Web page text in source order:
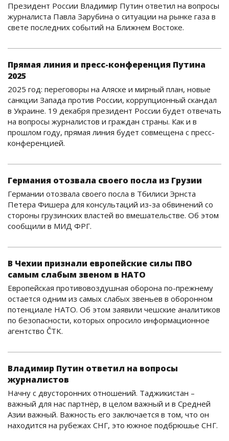
Президент России Владимир Путин ответил на вопросы
журналиста Павла Зарубина о ситуации на рынке газа в
свете последних событий на Ближнем Востоке.
Прямая линия и пресс-конференция Путина
2025
2025 год: переговоры на Аляске и мирный план, новые
санкции Запада против России, коррупционный скандал
в Украине. 19 декабря президент России будет отвечать
на вопросы журналистов и граждан страны. Как и в
прошлом году, прямая линия будет совмещена с пресс-
конференцией.
Германия отозвала своего посла из Грузии
Германии отозвала своего посла в Тбилиси Эрнста
Петера Фишера для консультаций из-за обвинений со
стороны грузинских властей во вмешательстве. Об этом
сообщили в МИД ФРГ.
В Чехии признали европейские силы ПВО
самым слабым звеном в НАТО
Европейская противовоздушная оборона по-прежнему
остается одним из самых слабых звеньев в оборонном
потенциале НАТО. Об этом заявили чешские аналитиков
по безопасности, которых опросило информационное
агентство ČTK.
Владимир Путин ответил на вопросы
журналистов
Начну с двусторонних отношений. Таджикистан –
важный для нас партнёр, в целом важный и в Средней
Азии важный. Важность его заключается в том, что он
находится на рубежах СНГ, это южное подбрюшье СНГ.